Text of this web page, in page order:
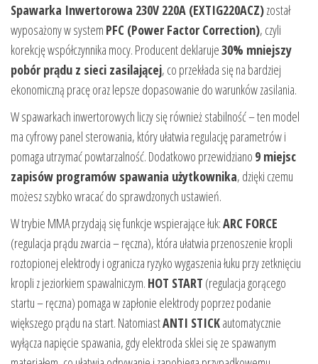
Spawarka Inwertorowa 230V 220A (EXTIG220ACZ)został
wyposażony w system PFC (Power Factor Correction), czyli
korekcję współczynnika mocy. Producent deklaruje30% mniejszy
pobór prądu z sieci zasilającej, co przekłada się na bardziej
ekonomiczną pracę oraz lepsze dopasowanie do warunków zasilania.
W spawarkach inwertorowych liczy się również stabilność – ten model
ma cyfrowy panel sterowania, który ułatwia regulację parametrów i
pomaga utrzymać powtarzalność. Dodatkowo przewidziano 9 miejsc
zapisów programów spawania użytkownika, dzięki czemu
możesz szybko wracać do sprawdzonych ustawień.
W trybie MMA przydają się funkcje wspierające łuk:ARC FORCE
(regulacja prądu zwarcia – ręczna), która ułatwia przenoszenie kropli
roztopionej elektrody i ogranicza ryzyko wygaszenia łuku przy zetknięciu
kropli z jeziorkiem spawalniczym. HOT START (regulacja gorącego
startu – ręczna) pomaga w zapłonie elektrody poprzez podanie
większego prądu na start. NatomiastANTI STICKautomatycznie
wyłącza napięcie spawania, gdy elektroda sklei się ze spawanym